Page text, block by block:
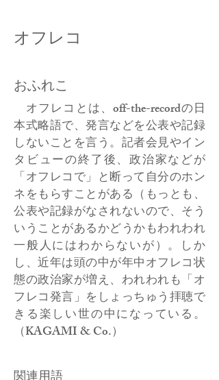
オフレコ
おふれこ
オフレコとは、off-the-recordの日
本式略語で、発言などを公表や記録
しないことを言う。記者会見やイン
タビューの終了後、政治家などが
「オフレコで」と断って自分のホン
ネをもらすことがある（もっとも、
公表や記録がなされないので、そう
いうことがあるかどうかもわれわれ
一般人にはわからないが）。しか
し、近年は頭の中が年中オフレコ状
態の政治家が増え、われわれも「オ
フレコ発言」をしょっちゅう拝聴で
きる楽しい世の中になっている。
（KAGAMI & Co.）
関連用語